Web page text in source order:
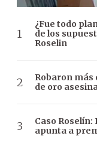
¿Fue todo
de los
Roselin
Robaron más
de oro
Caso
apunta a